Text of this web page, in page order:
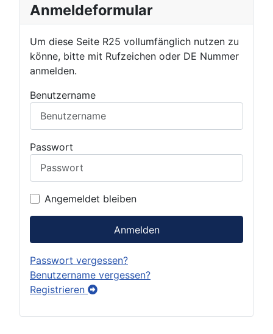
Anmeldeformular
Um diese Seite R25 vollumfänglich nutzen zu
könne, bitte mit Rufzeichen oder DE Nummer
anmelden.
Benutzername
Passwort
Angemeldet bleiben
Anmelden
Passwort vergessen?
Benutzername vergessen?
Registrieren